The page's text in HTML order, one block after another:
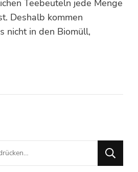
Teebeuteln jede Menge
Deshalb kommen
nicht in den Biomüll,